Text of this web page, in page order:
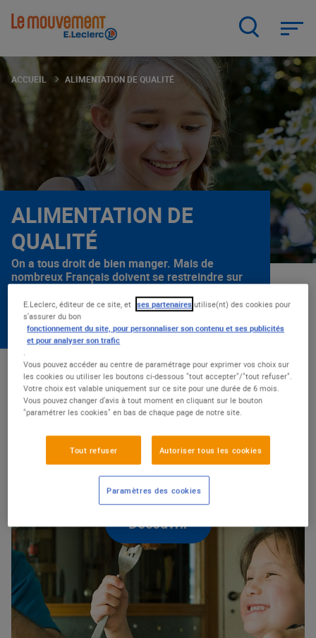
ACCUEIL ALIMENTATION DE QUALITÉ
ALIMENTATION DE
QUALITÉ
On a tous droit de bien manger. Mais de
nombreux Français doivent se restreindre sur
moyens. C’est pourquoi E.Leclerc se bat
chaque jour pour plus de qualité et
d’accessibilité.
NUTRITION & QUALITÉ
S’engager pour une
alimentation de qualité
Découvrir
E.Leclerc, éditeur de ce site, et ses partenaires utilise(nt) des cookies pour
s'assurer du bon
fonctionnement du site, pour personnaliser son contenu et ses publicités
et pour analyser son trafic
.
Vous pouvez accéder au centre de paramétrage pour exprimer vos choix sur
les cookies ou utiliser les boutons ci-dessous "tout accepter"/"tout refuser".
Votre choix est valable uniquement sur ce site pour une durée de 6 mois.
Vous pouvez changer d'avis à tout moment en cliquant sur le bouton
"paramétrer les cookies" en bas de chaque page de notre site.
Tout refuser Autoriser tous les cookies
Paramètres des cookies